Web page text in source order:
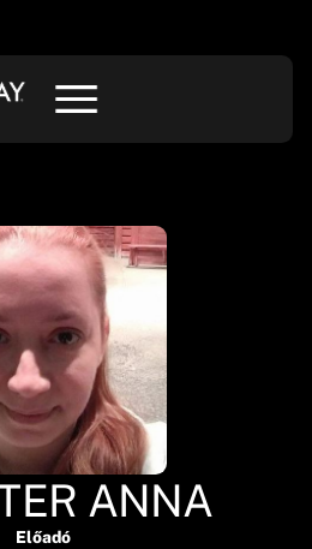
ANNA
Előadó